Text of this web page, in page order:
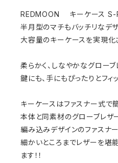
REDMOON キーケース S-
半月型のマチもバッチリなデ
大容量のキーケースを実現化
柔らかく、しなやかなグローブ
鍵にも、手にもぴったりとフィッ
キーケースはファスナー式で
本体と同素材のグローブレザ
編み込みデザインのファスナ
細かいところまでレザーを堪
ます！！